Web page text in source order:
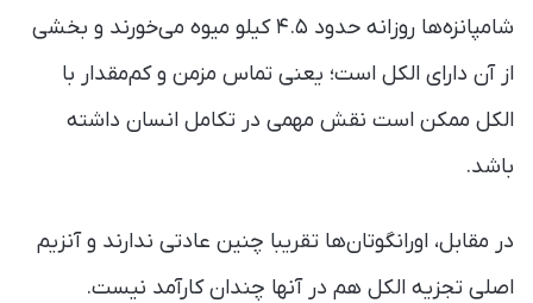
شامپانزه‌ها روزانه حدود ۴.۵ کیلو میوه می‌خورند و بخشی
از آن دارای الکل است؛ یعنی تماس مزمن و کم‌مقدار با
الکل ممکن است نقش مهمی در تکامل انسان داشته
باشد.
در مقابل، اورانگوتان‌ها تقریبا چنین عادتی ندارند و آنزیم
اصلی تجزیه الکل هم در آنها چندان کارآمد نیست.